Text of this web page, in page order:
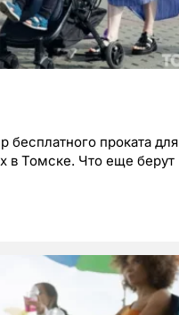
бесплатного проката для
в Томске. Что еще берут